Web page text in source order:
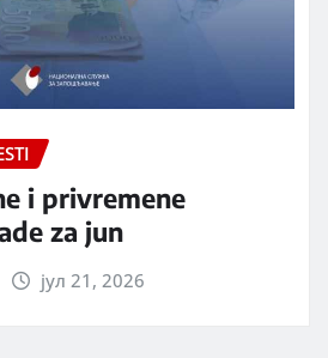
i privremene
za jun
јул 21, 2026